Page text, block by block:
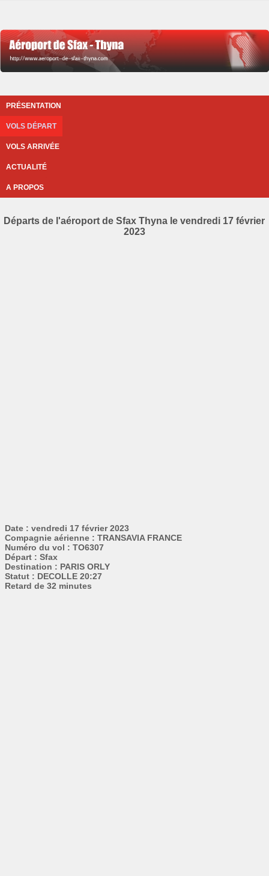
PRÉSENTATION
VOLS DÉPART
VOLS ARRIVÉE
ACTUALITÉ
A PROPOS
Départs de l'aéroport de Sfax Thyna le vendredi 17 février
2023
Date : vendredi 17 février 2023
Compagnie aérienne : TRANSAVIA FRANCE
Numéro du vol : TO6307
Départ : Sfax
Destination : PARIS ORLY
Statut : DECOLLE 20:27
Retard de 32 minutes